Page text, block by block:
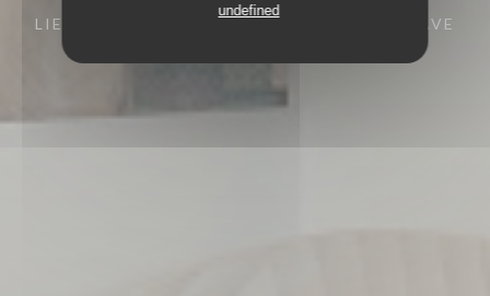
undefined
LIEU DE VIE ET DE PARTAGE
5 RUE GUSTAVE